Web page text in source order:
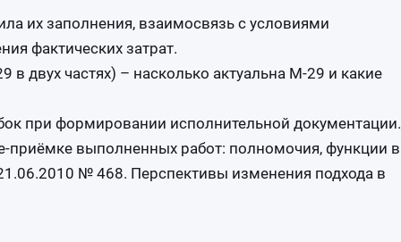
их заполнения, взаимосвязь с условиями
фактических затрат.
двух частях) – насколько актуальна М-29 и какие
при формировании исполнительной документации.
приёмке выполненных работ: полномочия, функции в
№ 468. Перспективы изменения подхода в